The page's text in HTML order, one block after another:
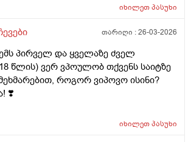
რომ მქონდა ხელზე მწვანე და
არეული არაფერს არ
Ჩაქცევა რისი ბრალიია
იხილეთპასუხი
თარიღი :26-03-2026
პირველ და ყველაზე ძველ
წლის) ვერ ვპოულობ თქვენს საიტზე
როგორ ვიპოვო ისინი?
❣️
იხილეთპასუხი